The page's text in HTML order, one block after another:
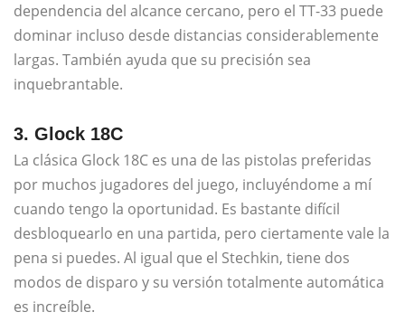
dependencia del alcance cercano, pero el TT-33 puede
dominar incluso desde distancias considerablemente
largas. También ayuda que su precisión sea
inquebrantable.
3. Glock 18C
La clásica Glock 18C es una de las pistolas preferidas
por muchos jugadores del juego, incluyéndome a mí
cuando tengo la oportunidad. Es bastante difícil
desbloquearlo en una partida, pero ciertamente vale la
pena si puedes. Al igual que el Stechkin, tiene dos
modos de disparo y su versión totalmente automática
es increíble.